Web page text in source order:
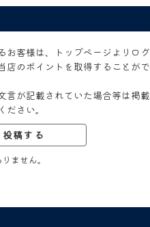
客様は、トップページよりログ
店のポイントを取得することがで
が記載されていた場合等は掲載
さい。
稿する
ません。